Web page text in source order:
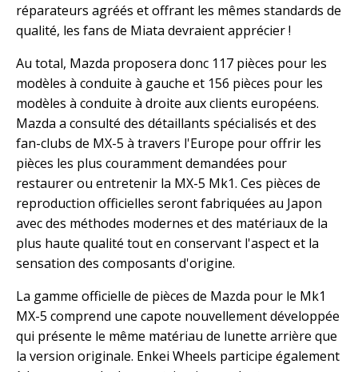
réparateurs agréés et offrant les mêmes standards de
qualité, les fans de Miata devraient apprécier !
Au total, Mazda proposera donc 117 pièces pour les
modèles à conduite à gauche et 156 pièces pour les
modèles à conduite à droite aux clients européens.
Mazda a consulté des détaillants spécialisés et des
fan-clubs de MX-5 à travers l'Europe pour offrir les
pièces les plus couramment demandées pour
restaurer ou entretenir la MX-5 Mk1. Ces pièces de
reproduction officielles seront fabriquées au Japon
avec des méthodes modernes et des matériaux de la
plus haute qualité tout en conservant l'aspect et la
sensation des composants d'origine.
La gamme officielle de pièces de Mazda pour le Mk1
MX-5 comprend une capote nouvellement développée
qui présente le même matériau de lunette arrière que
la version originale. Enkei Wheels participe également